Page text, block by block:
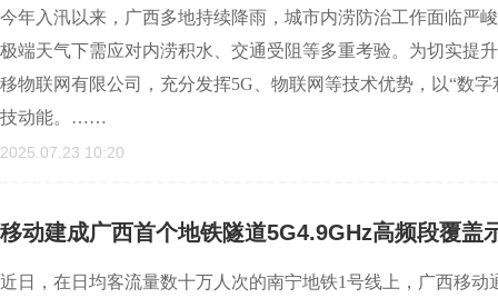
今年入汛以来，广西多地持续降雨，城市内涝防治工作面临严
极端天气下需应对内涝积水、交通受阻等多重考验。为切实提
移物联网有限公司，充分发挥5G、物联网等技术优势，以“数
技动能。……
2025.07.23 10:20
移动建成广西首个地铁隧道5G4.9GHz高频段覆盖
近日，在日均客流量数十万人次的南宁地铁1号线上，广西移